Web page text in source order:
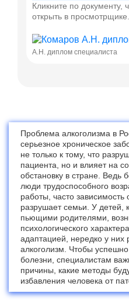
Кликните по документу,
открыть в просмотрщике.
А.Н. диплом специалиста
Проблема алкоголизма в
серьезное хроническое
не только к тому, что
пациента, но и влияет на
обстановку в стране. Ведь
люди трудоспособного
работы, часто зависимость
разрушает семьи. У детей,
пьющими родителями,
психологического
адаптацией, нередко у них
алкоголизм. Чтобы успешно
болезни, специалистам
причины, какие методы
избавления человека от